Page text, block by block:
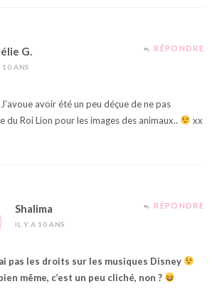
G.
10 ANS
RÉPONDRE
avoir été un peu déçue de ne pas
du Roi Lion pour les images des animaux..
xx
Shalima
IL Y A 10 ANS
RÉPONDRE
pas les droits sur les musiques Disney
même, c’est un peu cliché, non ?